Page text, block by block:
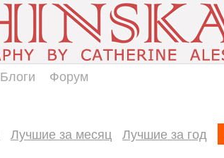
Блоги Форум
Лучшие за месяц Лучшие за год